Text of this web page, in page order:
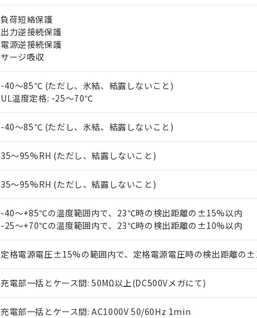
負荷短絡保護
出力逆接続保護
電源逆接続保護
サージ吸収
-40～85℃ (ただし、氷結、結露しないこと)
UL温度定格: -25～70℃
-40～85℃ (ただし、氷結、結露しないこと)
35～95%RH (ただし、結露しないこと)
35～95%RH (ただし、結露しないこと)
-40～+85℃の温度範囲内で、23℃時の検出距離の±15%以内
-25～+70℃の温度範囲内で、23℃時の検出距離の±10%以内
定格電源電圧±15%の範囲内で、定格電源電圧時の検出距離の
充電部一括とケース間: 50MΩ以上(DC500Vメガにて)
充電部一括とケース間: AC1000V 50/60Hz 1min
い。
正式な納期状況および標準価格はお客様のお
当社販売員にご相談ください。
オムロン制御機器販売店や当社販売拠点は「
在庫状況および標準価格結果を当社の事前の
マイパーツ機能（部品リスト作成サービス）
ている必要があります。
お客様が当ウェブサイト上で当社にご登録さ
が、当社の製品・サービスに関するお客様と
さい。
※当社の共同利用者とは、"個人情報の共同利
いる法人を指します。
鉛(Pb) 1000ppm以下、 水銀(Hg) 1000ppm以下、 カドミウム(Cd)
六価クロム(Cr(Ⅵ)) 1000ppm以下、ポリ臭化ビフェニル類(PBB)
フタル酸ビス(2-エチルヘキシル) (DEHP)(別名：DOP) 1000ppm
ル（DBP） 1000ppm以下、フタル酸ジイソブチル (DIBP)
※2 対応予定月
部品在庫の切り替え状況などにより、予定月が前後
下記の非含有証明書をダウンロードすることができ
EU RoHS指令（10物質）の非含有証明書
51物質の非含有証明書（当社基準）
※本証明書は発行日時点で非含有を証明するもので
混在することから備考欄に対応日を記載しておりま
既に当社にて対応品への在庫切替を完了している
り割愛しております。
「×」：最大均質材料含有率が中国RoHSの基準値
「－」：未確認です。当社販売部門へお問い合わせ
*中国RoHS10物質の基準値 (GB/T26572)：
DBP(フタル酸ジブチル) : 1000ppm、 DIBP(フタル酸ジイソブチ
DEHP(フタル酸ビス(2-エチルヘキシル)) : 1000ppm
※2 環境保護使用期限
「ｅ」：有害物質（10物質）のすべてが基準値以下
「10」：通常の使用状況下において有害物質が外
「－」：未確認です。当社販売部門へお問い合わせ
当社は貴社製品を、核兵器、ミサイル、化学
置等に一切使用いたしません。
当社は、貴社製品を第三者に販売する場合は
また当社は、販売先および販売に係わる関係
たしません。
○ 一定数以上の在庫あり
△ 一定数には満たないが在庫あり
－
在庫なし(最新の在庫状況については、お
機器販売店・当社販売員にご確認くださ
空
白
受注生産機種、また在庫状況の情報を公